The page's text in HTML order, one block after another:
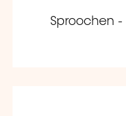
Sproochen -